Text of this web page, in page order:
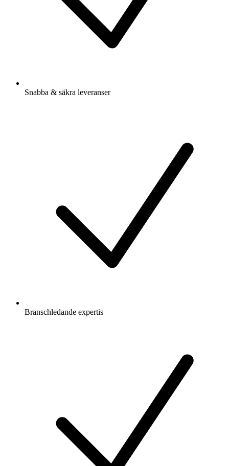
Snabba & säkra leveranser
Branschledande expertis